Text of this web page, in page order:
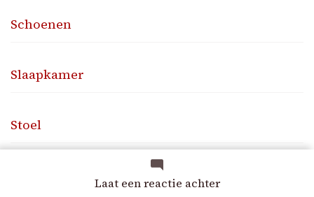
Laat een reactie achterop
Schoenen
Slaapkamer
Stoel
Studeerkamer